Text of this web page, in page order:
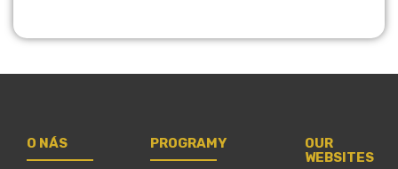
O NÁS PROGRAMY
OUR
WEBSITES